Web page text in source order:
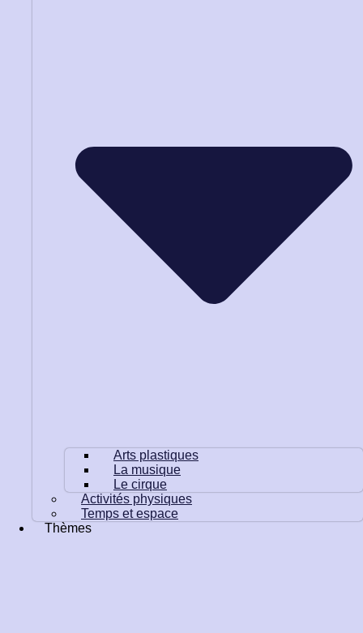
Arts plastiques
La musique
Le cirque
Activités physiques
Temps et espace
Thèmes